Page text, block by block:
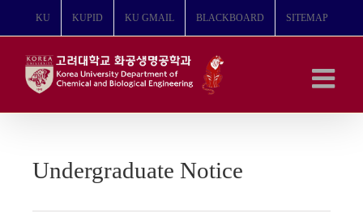
뛰
KU KUPID KU GMAIL BLACKBOARD SITEMAP
Undergraduate Notice